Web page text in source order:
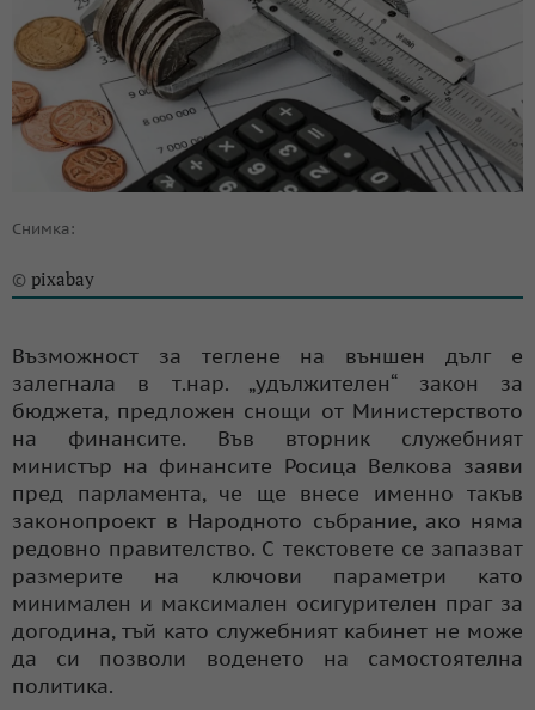
Снимка:
© pixabay
Възможност за теглене на външен дълг е
залегнала в т.нар. „удължителен“ закон за
бюджета, предложен снощи от Министерството
на финансите. Във вторник служебният
министър на финансите Росица Велкова заяви
пред парламента, че ще внесе именно такъв
законопроект в Народното събрание, ако няма
редовно правителство. С текстовете се запазват
размерите на ключови параметри като
минимален и максимален осигурителен праг за
догодина, тъй като служебният кабинет не може
да си позволи воденето на самостоятелна
политика.